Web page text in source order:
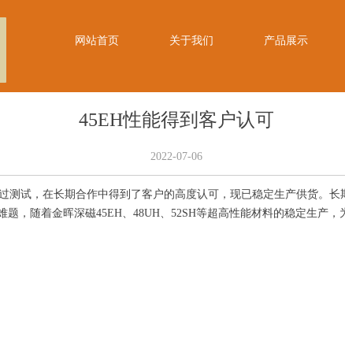
网站首页 关于我们 产品展示
45EH性能得到客户认可
2022-07-06
，在长期合作中得到了客户的高度认可，现已稳定生产供货。长
，随着金晖深磁45EH、48UH、52SH等超高性能材料的稳定生产